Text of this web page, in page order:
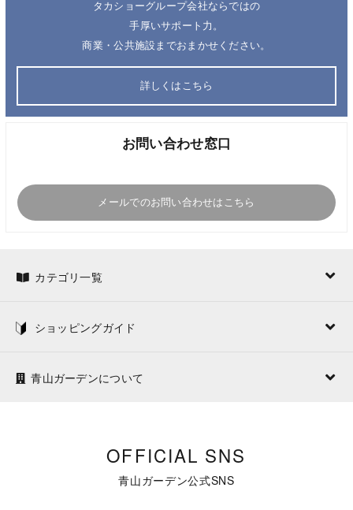
タカショーグループ会社ならではの
手厚いサポート力。
商業・公共施設までおまかせください。
詳しくはこちら
お問い合わせ窓口
メールでのお問い合わせはこちら
カテゴリ一覧
ショッピングガイド
青山ガーデンについて
OFFICIAL SNS
青山ガーデン公式SNS